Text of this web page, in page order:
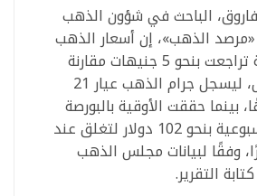
فاروق، الباحث في شؤون الذهب
الذهب»، إن أسعار الذهب
في السوق المحلية تراجعت بنحو 5 جنيهات مقارنة
بختام تعاملات أمس، ليسجل جرام الذهب عيار 21
جنيهًا، بينما حققت الأوقية بالبورصة
العالمية مكاسب أسبوعية بنحو 102 دولار لتغلق عند
دولارًا، وفقًا لبيانات مجلس الذهب
التقرير.